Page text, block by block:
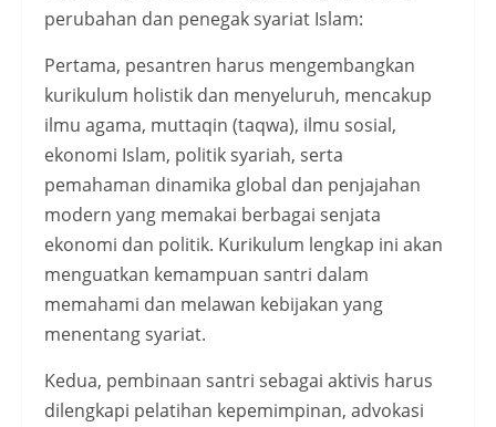
perubahan dan penegak syariat Islam:
Pertama, pesantren harus mengembangkan
kurikulum holistik dan menyeluruh, mencakup
ilmu agama, muttaqin (taqwa), ilmu sosial,
ekonomi Islam, politik syariah, serta
pemahaman dinamika global dan penjajahan
modern yang memakai berbagai senjata
ekonomi dan politik. Kurikulum lengkap ini akan
menguatkan kemampuan santri dalam
memahami dan melawan kebijakan yang
menentang syariat.
Kedua, pembinaan santri sebagai aktivis harus
dilengkapi pelatihan kepemimpinan, advokasi